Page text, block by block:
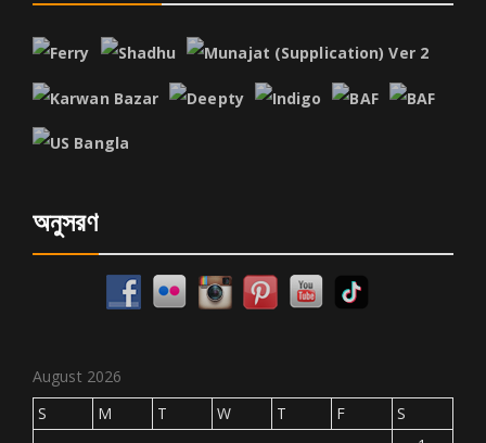
অনুসরণ
August 2026
S
M T W T F
S